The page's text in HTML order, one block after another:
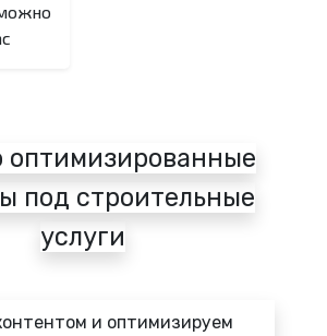
оптимизированные
под строительные
услуги
и оптимизируем